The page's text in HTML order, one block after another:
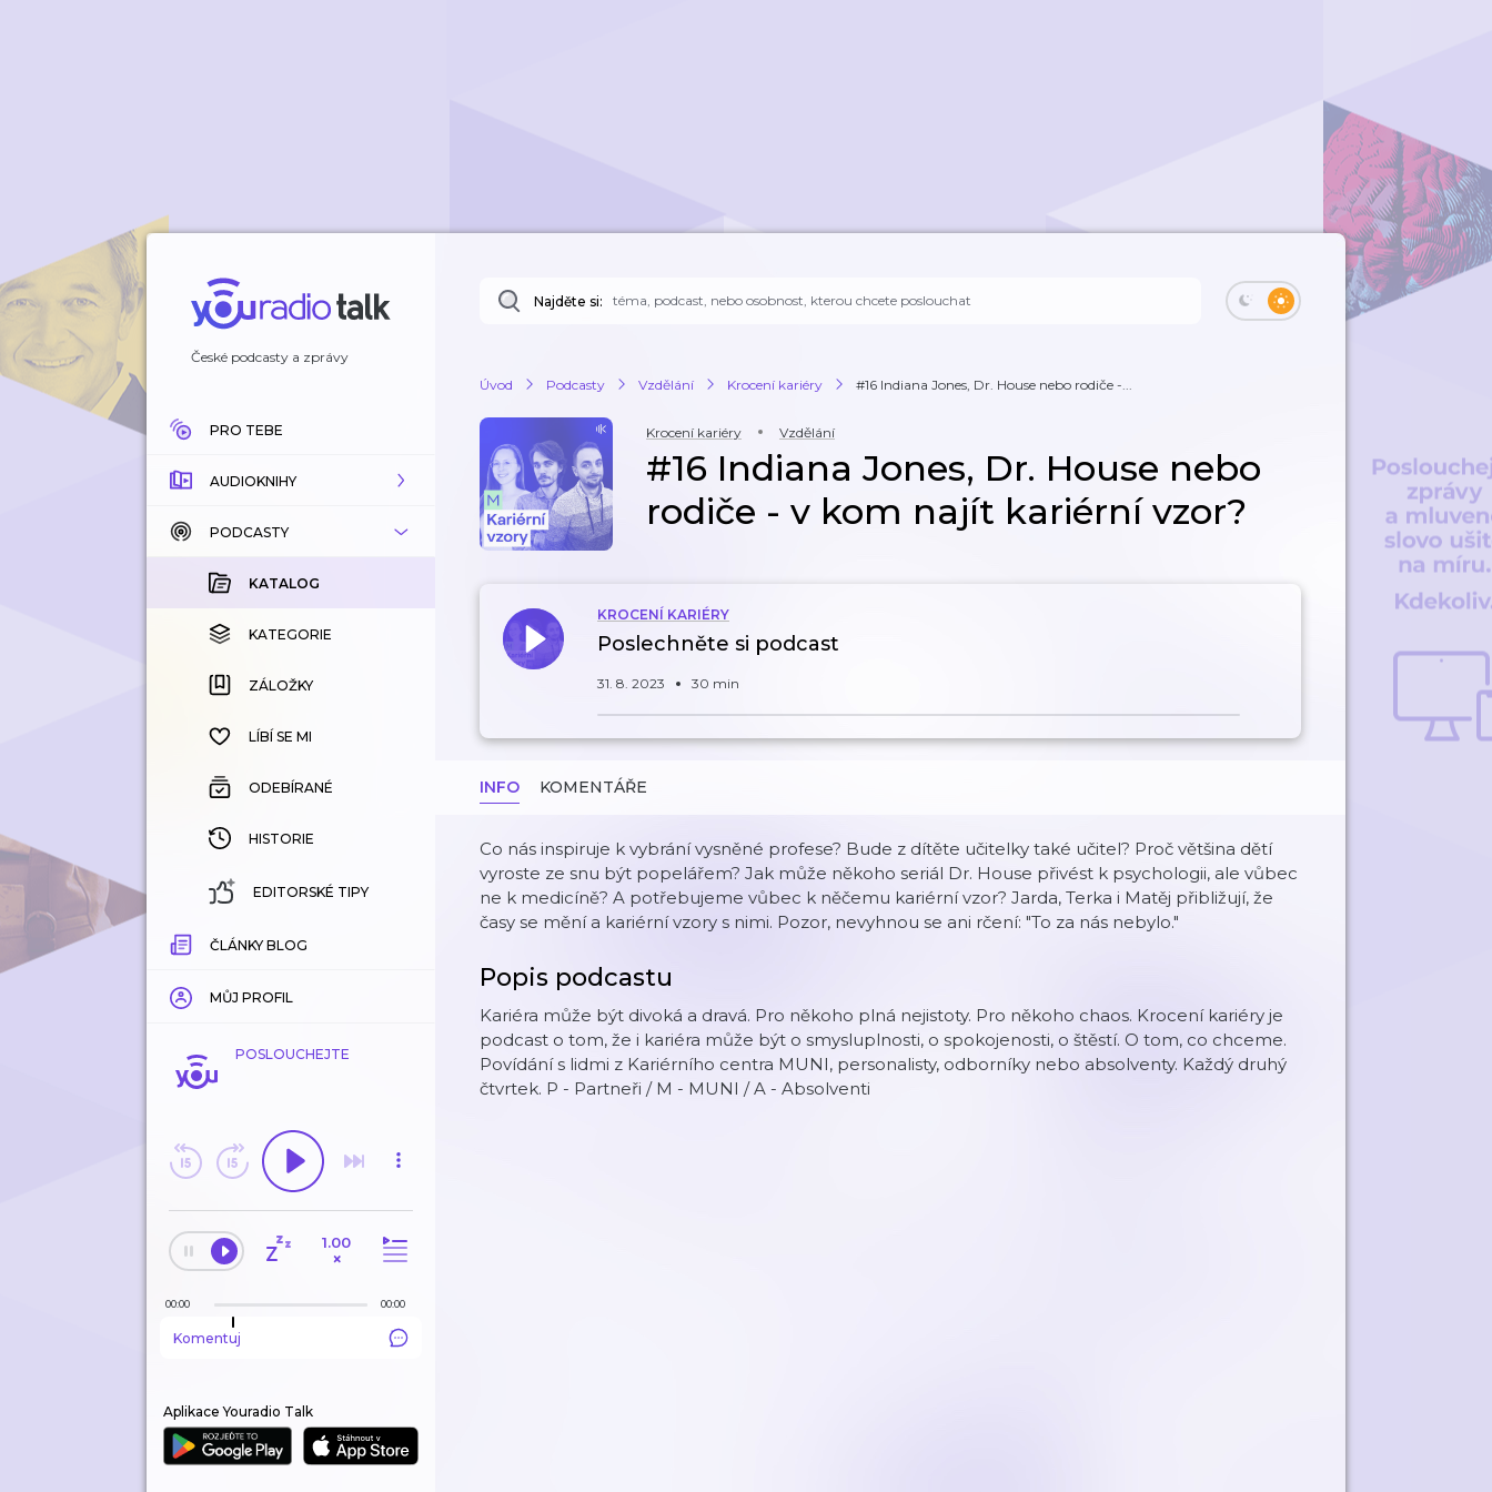
České podcasty a zprávy
PRO TEBE
AUDIOKNIHY
KATALOG
KOUPENÉ
KATEGORIE
ZÁLOŽKY
HISTORIE
PODCASTY
KATALOG
KATEGORIE
ZÁLOŽKY
LÍBÍ SE MI
ODEBÍRANÉ
HISTORIE
EDITORSKÉ TIPY
ČLÁNKY BLOG
MŮJ PROFIL
POSLOUCHEJTE
1.00
×
00:00 00:00
Komentuj
Aplikace Youradio Talk
Najděte si:
Úvod Podcasty Vzdělání Krocení kariéry #16 Indiana Jones, Dr. House nebo rodiče -...
Krocení kariéry Vzdělání
#16 Indiana Jones, Dr. House nebo
rodiče - v kom najít kariérní vzor?
KROCENÍ KARIÉRY
Poslechněte si podcast
31. 8. 2023 30 min
INFO KOMENTÁŘE
Co nás inspiruje k vybrání vysněné profese? Bude z dítěte učitelky také učitel? Proč většina dětí
vyroste ze snu být popelářem? Jak může někoho seriál Dr. House přivést k psychologii, ale vůbec
ne k medicíně? A potřebujeme vůbec k něčemu kariérní vzor? Jarda, Terka i Matěj přibližují, že
časy se mění a kariérní vzory s nimi. Pozor, nevyhnou se ani rčení: "To za nás nebylo."
Popis podcastu
Kariéra může být divoká a dravá. Pro někoho plná nejistoty. Pro někoho chaos. Krocení kariéry je
podcast o tom, že i kariéra může být o smysluplnosti, o spokojenosti, o štěstí. O tom, co chceme.
Povídání s lidmi z Kariérního centra MUNI, personalisty, odborníky nebo absolventy. Každý druhý
čtvrtek. P - Partneři / M - MUNI / A - Absolventi